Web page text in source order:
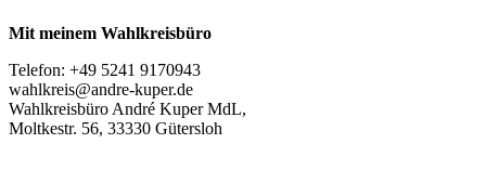
Mit meinem Wahlkreisbüro
Telefon: +49 5241 9170943
wahlkreis@andre-kuper.de
Wahlkreisbüro André Kuper MdL,
Moltkestr. 56, 33330 Gütersloh